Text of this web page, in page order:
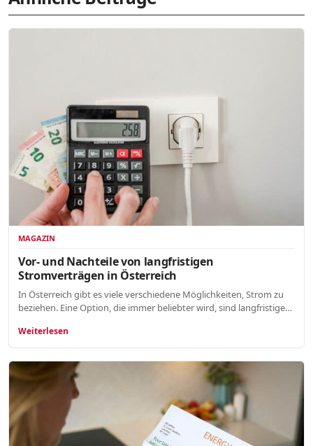
MAGAZIN
Vor- und Nachteile von langfristigen
Stromverträgen in Österreich
In Österreich gibt es viele verschiedene Möglichkeiten, Strom zu
beziehen. Eine Option, die immer beliebter wird, sind langfristige…
Weiterlesen